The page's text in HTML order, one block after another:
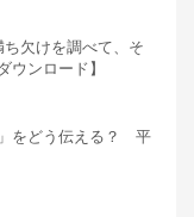
欠けを調べて、そ
ウンロード】
をどう伝える？ 平